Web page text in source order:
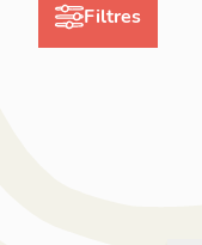
Filtres